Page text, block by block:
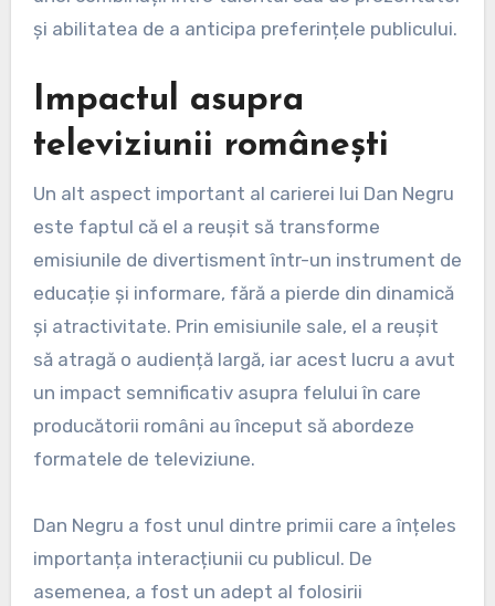
și abilitatea de a anticipa preferințele publicului.
Impactul asupra
televiziunii românești
Un alt aspect important al carierei lui Dan Negru
este faptul că el a reușit să transforme
emisiunile de divertisment într-un instrument de
educație și informare, fără a pierde din dinamică
și atractivitate. Prin emisiunile sale, el a reușit
să atragă o audiență largă, iar acest lucru a avut
un impact semnificativ asupra felului în care
producătorii români au început să abordeze
formatele de televiziune.
Dan Negru a fost unul dintre primii care a înțeles
importanța interacțiunii cu publicul. De
asemenea, a fost un adept al folosirii